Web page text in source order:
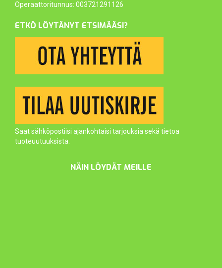
Operaattoritunnus: 003721291126
ETKÖ LÖYTÄNYT ETSIMÄÄSI?
Saat sähköpostiisi ajankohtaisi tarjouksia sekä tietoa
tuoteuutuuksista.
NÄIN LÖYDÄT MEILLE